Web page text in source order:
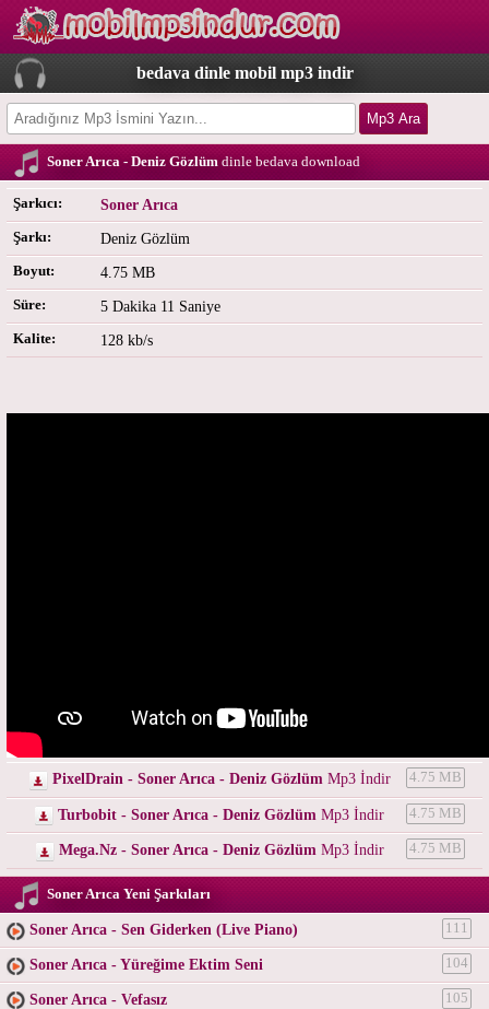
bedava dinle mobil mp3 indir
Soner Arıca - Deniz Gözlümdinle bedava download
Şarkıcı: Soner Arıca
Şarkı: Deniz Gözlüm
Boyut: 4.75 MB
Süre: 5 Dakika 11 Saniye
Kalite: 128 kb/s
PixelDrain - Soner Arıca - Deniz Gözlüm Mp3 İndir 4.75 MB
Turbobit - Soner Arıca - Deniz Gözlüm Mp3 İndir 4.75 MB
Mega.Nz - Soner Arıca - Deniz GözlümMp3 İndir 4.75 MB
Soner Arıca Yeni Şarkıları
Soner Arıca - Sen Giderken (Live Piano) 111
Soner Arıca - Yüreğime Ektim Seni 104
Soner Arıca - Vefasız 105